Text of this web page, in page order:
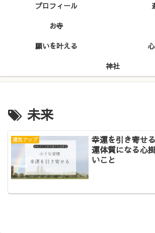
プロフィール
お寺
願いを叶える
神社
未来
運気アップ
幸運を引き寄せ
運体質になる心
いこと